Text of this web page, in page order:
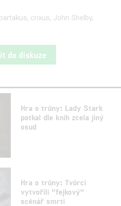
crixus, John Shelby,
do diskuze
Hra o trůny: Lady Stark
potkal dle knih zcela jiný
osud
Hra o trůny: Tvůrci
vytvořili "fejkový"
scénář smrti